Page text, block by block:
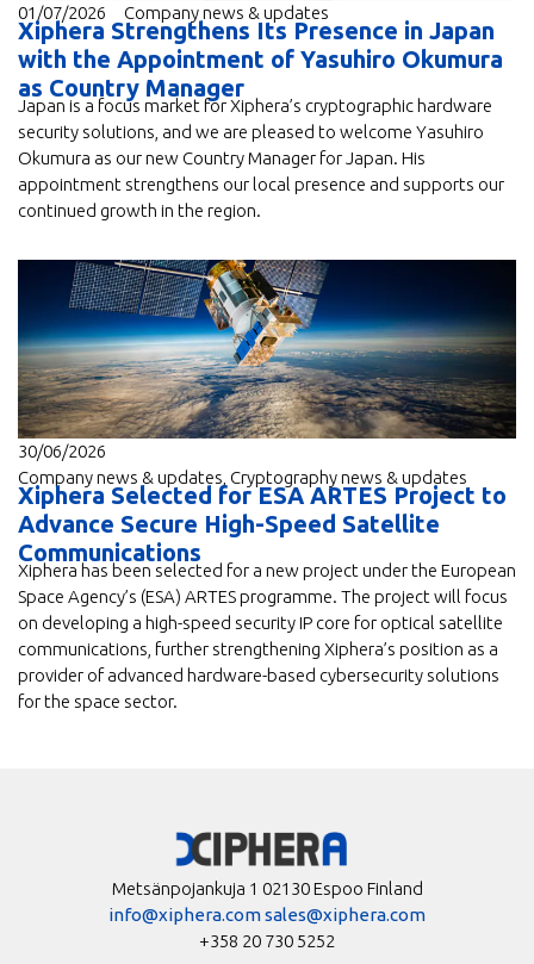
01/07/2026 Company news & updates
Xiphera Strengthens Its Presence in Japan
with the Appointment of Yasuhiro Okumura
as Country Manager
Japan is a focus market for Xiphera’s cryptographic hardware
security solutions, and we are pleased to welcome Yasuhiro
Okumura as our new Country Manager for Japan. His
appointment strengthens our local presence and supports our
continued growth in the region.
30/06/2026
Company news & updates Cryptography news & updates
Xiphera Selected for ESA ARTES Project to
Advance Secure High-Speed Satellite
Communications
Xiphera has been selected for a new project under the European
Space Agency’s (ESA) ARTES programme. The project will focus
on developing a high-speed security IP core for optical satellite
communications, further strengthening Xiphera’s position as a
provider of advanced hardware-based cybersecurity solutions
for the space sector.
Metsänpojankuja 1 02130 Espoo Finland
info@xiphera.comsales@xiphera.com
+358 20 730 5252